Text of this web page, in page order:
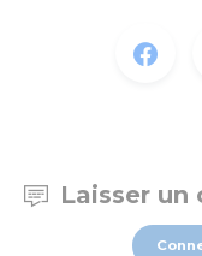
Laisser un